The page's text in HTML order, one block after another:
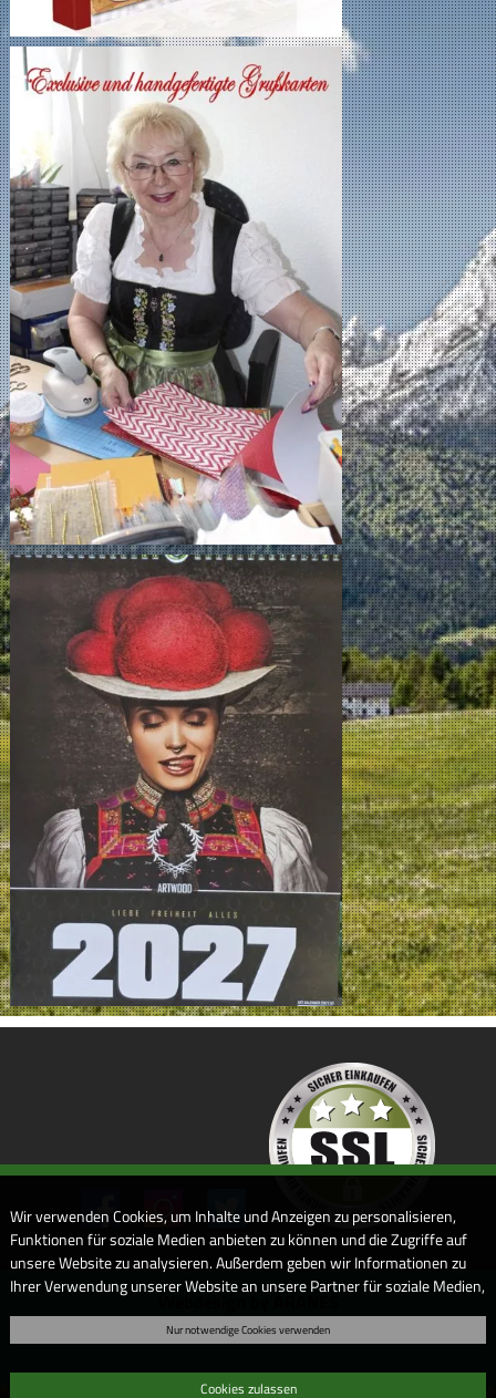
Webdesign by ARANES
Wir verwenden Cookies, um Inhalte und Anzeigen zu personalisieren,
Funktionen für soziale Medien anbieten zu können und die Zugriffe auf
unsere Website zu analysieren. Außerdem geben wir Informationen zu
Ihrer Verwendung unserer Website an unsere Partner für soziale Medien,
Informationen möglicherweise mit weiteren Daten zusammen, die Sie
Dienste gesammelt haben. Sofern Sie uns Ihre Einwilligung geben,
Nur notwendige Cookies verwenden
Cookies zulassen